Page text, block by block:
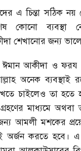
এ চিন্তা সঠিক নয়
কোনো ব্যবস্থা
শেখানোর জন্য
ঈমান আকীদা ও ফরয
অনেক ব্যবস্থাই
চাইলেও তা
মাধ্যমে অথবা
আমলী মশকের
অর্জন করতে হবে।